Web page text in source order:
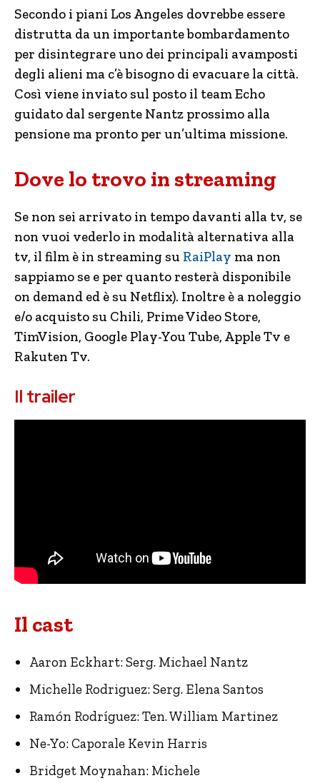
Secondo i piani Los Angeles dovrebbe essere
distrutta da un importante bombardamento
per disintegrare uno dei principali avamposti
degli alieni ma c’è bisogno di evacuare la città.
Così viene inviato sul posto il team Echo
guidato dal sergente Nantz prossimo alla
pensione ma pronto per un’ultima missione.
Dove lo trovo in streaming
Se non sei arrivato in tempo davanti alla tv, se
non vuoi vederlo in modalità alternativa alla
tv, il film è in streaming su RaiPlay ma non
sappiamo se e per quanto resterà disponibile
on demand ed è su Netflix). Inoltre è a noleggio
e/o acquisto su Chili, Prime Video Store,
TimVision, Google Play-You Tube, Apple Tv e
Rakuten Tv.
Il trailer
Il cast
Aaron Eckhart: Serg. Michael Nantz
Michelle Rodriguez: Serg. Elena Santos
Ramón Rodríguez: Ten. William Martinez
Ne-Yo: Caporale Kevin Harris
Bridget Moynahan: Michele